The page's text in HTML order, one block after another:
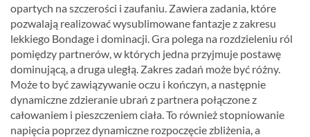
opartych na szczerości i zaufaniu. Zawiera zadania, które
pozwalają realizować wysublimowane fantazje z zakresu
lekkiego Bondage i dominacji. Gra polega na rozdzieleniu ról
pomiędzy partnerów, w których jedna przyjmuje postawę
dominującą, a druga uległą. Zakres zadań może być różny.
Może to być zawiązywanie oczu i kończyn, a następnie
dynamiczne zdzieranie ubrań z partnera połączone z
całowaniem i pieszczeniem ciała. To również stopniowanie
napięcia poprzez dynamiczne rozpoczęcie zbliżenia, a